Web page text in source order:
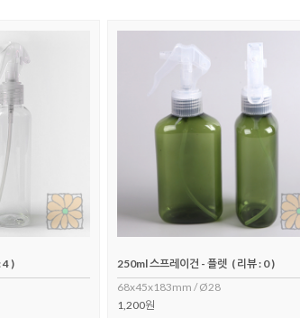
4 )
250ml 스프레이건 - 플렛 ( 리뷰 : 0 )
68x45x183mm / Ø28
1,200원